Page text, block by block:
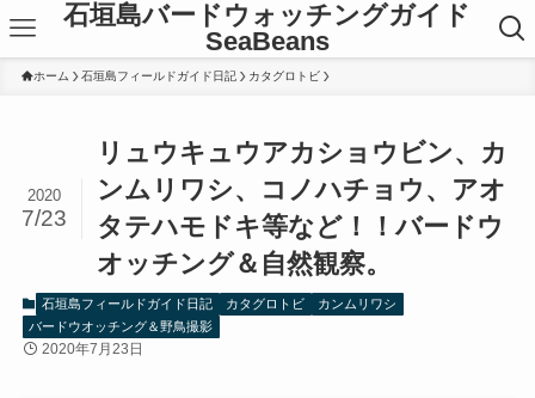
石垣島バードウォッチングガイド
SeaBeans
ホーム 石垣島フィールドガイド日記 カタグロトビ
リュウキュウアカショウビン、カ
ンムリワシ、コノハチョウ、アオ
タテハモドキ等など！！バードウ
オッチング＆自然観察。
2020
7/23
石垣島フィールドガイド日記 カタグロトビ
カンムリワシ
バードウオッチング＆野鳥撮影
2020年7月23日